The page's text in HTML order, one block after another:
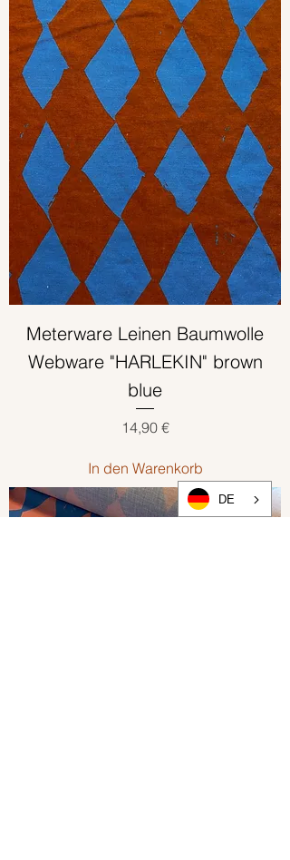
€
p
r
o
1
M
e
t
Meterware Leinen Baumwolle
Webware "HARLEKIN" brown
blue
Preis
14,90 €
In den Warenkorb
DE